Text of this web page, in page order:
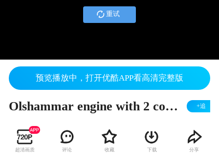
重试
预览播放中，打开优酷APP看高清完整版
Olshammar engine with 2 combustion cylinders +追
超清画质 评论 收藏 下载 分享